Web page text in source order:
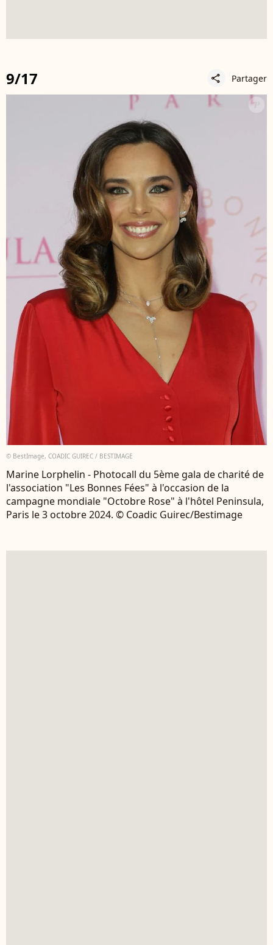
9/17 share Partager
© BestImage, COADIC GUIREC / BESTIMAGE
Marine Lorphelin - Photocall du 5ème gala de charité de
l'association "Les Bonnes Fées" à l'occasion de la
campagne mondiale "Octobre Rose" à l'hôtel Peninsula,
Paris le 3 octobre 2024. © Coadic Guirec/Bestimage